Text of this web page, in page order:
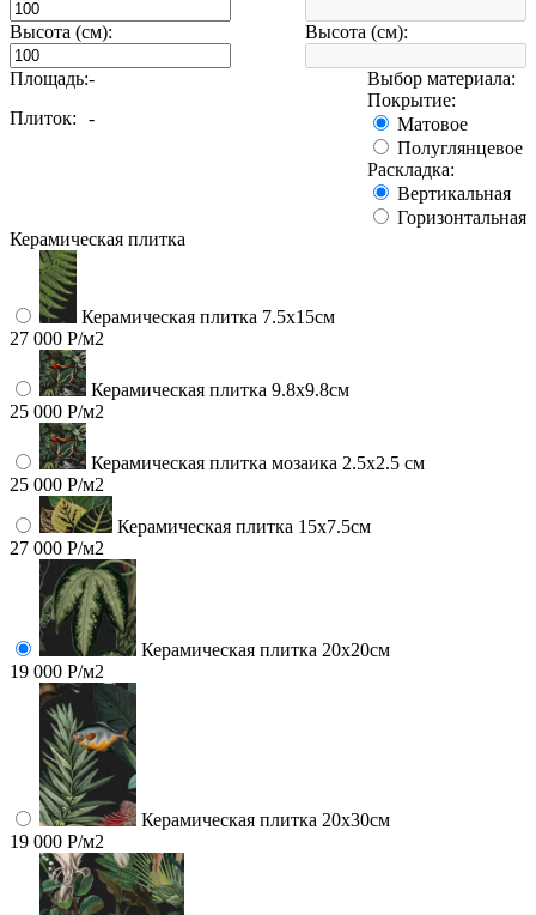
Высота (см): Высота (см):
Площадь:-
Плиток:
-
Выбор материала:
Покрытие:
Матовое
Полуглянцевое
Раскладка:
Вертикальная
Горизонтальная
Керамическая плитка
Керамическая плитка 7.5х15см
27 000 Р/м2
Керамическая плитка 9.8x9.8см
25 000 Р/м2
Керамическая плитка мозаика 2.5x2.5 см
25 000 Р/м2
Керамическая плитка 15х7.5см
27 000 Р/м2
Керамическая плитка 20х20см
19 000 Р/м2
Керамическая плитка 20х30см
19 000 Р/м2